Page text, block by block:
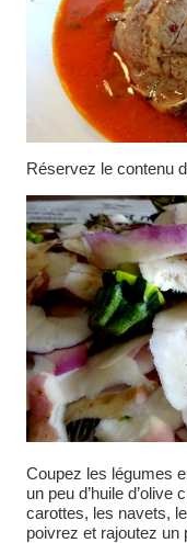
Réservez le contenu
Coupez les légumes
un peu d’huile
carottes, les navets,
poivrez et rajoutez un